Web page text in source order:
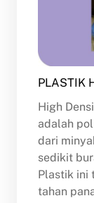
PLASTIK
High
adalah
dari
sedikit
Plastik ini
tahan